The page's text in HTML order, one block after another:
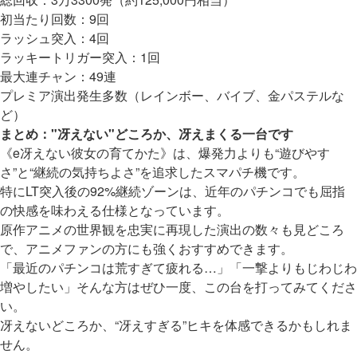
初当たり回数：9回
ラッシュ突入：4回
ラッキートリガー突入：1回
最大連チャン：49連
プレミア演出発生多数（レインボー、バイブ、金パステルな
ど）
まとめ："冴えない"どころか、冴えまくる一台です
《e冴えない彼女の育てかた》は、爆発力よりも“遊びやす
さ”と“継続の気持ちよさ”を追求したスマパチ機です。
特にLT突入後の92%継続ゾーンは、近年のパチンコでも屈指
の快感を味わえる仕様となっています。
原作アニメの世界観を忠実に再現した演出の数々も見どころ
で、アニメファンの方にも強くおすすめできます。
「最近のパチンコは荒すぎて疲れる…」「一撃よりもじわじわ
増やしたい」そんな方はぜひ一度、この台を打ってみてくださ
い。
冴えないどころか、“冴えすぎる”ヒキを体感できるかもしれま
せん。